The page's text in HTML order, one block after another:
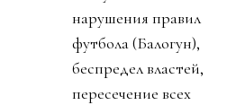
нарушения правил
футбола (Балогун),
беспредел властей,
пересечение всех